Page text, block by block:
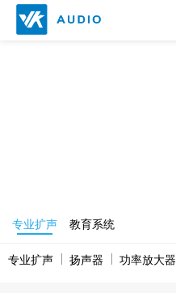
专业扩声 教育系统
专业扩声 扬声器 功率放大器